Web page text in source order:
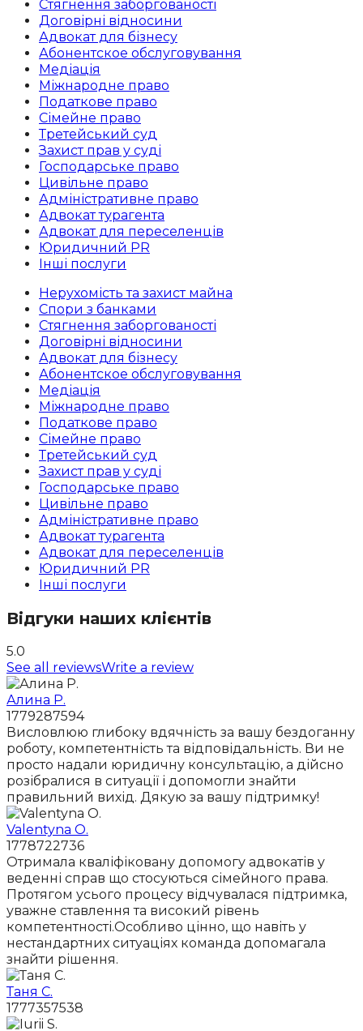
Стягнення заборгованості
Договірні відносини
Адвокат для бізнесу
Абoнентское обслуговування
Медіація
Міжнародне право
Податкове право
Сімейне право
Третейський суд
Захист прав у суді
Господарське право
Цивільне право
Адміністративне право
Адвокат турагента
Адвокат для переселенців
Юридичний PR
Інші послуги
Нерухомість та захист майна
Спори з банками
Стягнення заборгованості
Договірні відносини
Адвокат для бізнесу
Абoнентское обслуговування
Медіація
Міжнародне право
Податкове право
Сімейне право
Третейський суд
Захист прав у суді
Господарське право
Цивільне право
Адміністративне право
Адвокат турагента
Адвокат для переселенців
Юридичний PR
Інші послуги
Відгуки наших клієнтів
5.0
See all reviewsWrite a review
Алина Р.
1779287594
Висловлюю глибоку вдячність за вашу бездоганну
роботу, компетентність та відповідальність. Ви не
просто надали юридичну консультацію, а дійсно
розібралися в ситуації і допомогли знайти
правильний вихід. Дякую за вашу підтримку!
Valentyna O.
1778722736
Отримала кваліфіковану допомогу адвокатів у
веденні справ що стосуються сімейного права.
Протягом усього процесу відчувалася підтримка,
уважне ставлення та високий рівень
компетентності.Особливо цінно, що навіть у
нестандартних ситуаціях команда допомагала
знайти рішення.
Таня С.
1777357538